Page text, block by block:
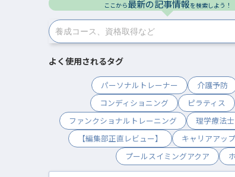
ここから最新の記事情報を検索しよう！
よく使用されるタグ
パーソナルトレーナー 介護予防
コンディショニング
ピラティス
ファンクショナルトレーニング
理学療法士
【編集部正直レビュー】
キャリアアップ
プールスイミングアクア